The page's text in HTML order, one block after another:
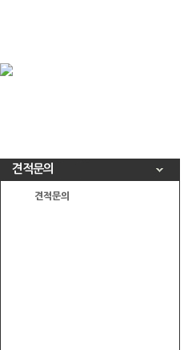
견적문의
견적문의